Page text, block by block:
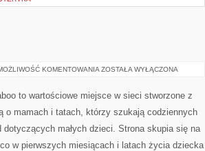
KOMENTOWANIA ZABAWA
ZOSTAŁA WYŁĄCZONA
to wartościowe miejsce w sieci stworzone z
o mamach i tatach, którzy szukają codziennych
dotyczących małych dzieci. Strona skupia się na
w pierwszych miesiącach i latach życia dziecka